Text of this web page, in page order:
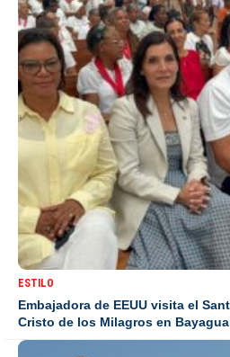
ESTILO
Embajadora de EEUU visita el
Cristo de los Milagros en